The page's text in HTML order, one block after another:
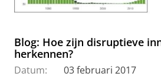
Blog: Hoe zijn disruptieve
herkennen?
Datum:
03 februari 2017